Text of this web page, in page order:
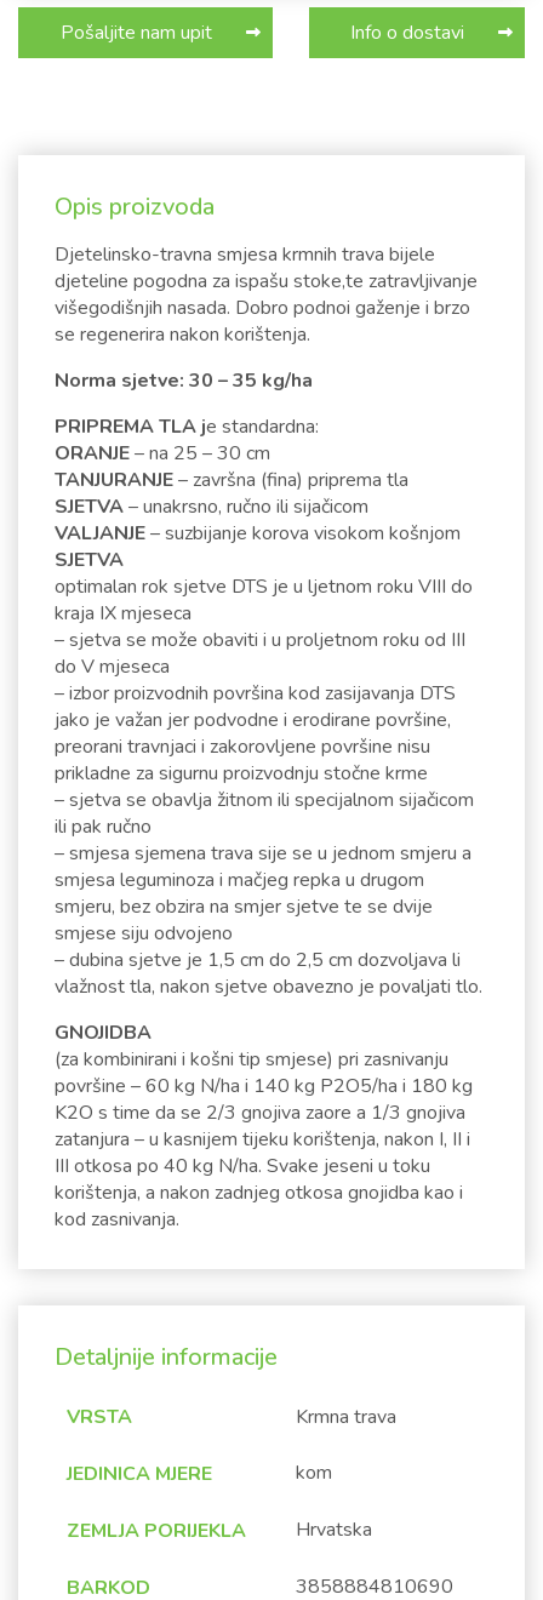
Pošaljite nam upit Info o dostavi
Opis proizvoda
Djetelinsko-travna smjesa krmnih trava bijele
djeteline pogodna za ispašu stoke,te zatravljivanje
višegodišnjih nasada. Dobro podnoi gaženje i brzo
se regenerira nakon korištenja.
Norma sjetve: 30 – 35 kg/ha
PRIPREMA TLA je standardna:
ORANJE– na 25 – 30 cm
TANJURANJE– završna (fina) priprema tla
SJETVA– unakrsno, ručno ili sijačicom
VALJANJE– suzbijanje korova visokom košnjom
SJETVA
optimalan rok sjetve DTS je u ljetnom roku VIII do
kraja IX mjeseca
– sjetva se može obaviti i u proljetnom roku od III
do V mjeseca
– izbor proizvodnih površina kod zasijavanja DTS
jako je važan jer podvodne i erodirane površine,
preorani travnjaci i zakorovljene površine nisu
prikladne za sigurnu proizvodnju stočne krme
– sjetva se obavlja žitnom ili specijalnom sijačicom
ili pak ručno
– smjesa sjemena trava sije se u jednom smjeru a
smjesa leguminoza i mačjeg repka u drugom
smjeru, bez obzira na smjer sjetve te se dvije
smjese siju odvojeno
– dubina sjetve je 1,5 cm do 2,5 cm dozvoljava li
vlažnost tla, nakon sjetve obavezno je povaljati tlo.
GNOJIDBA
(za kombinirani i košni tip smjese) pri zasnivanju
površine – 60 kg N/ha i 140 kg P2O5/ha i 180 kg
K2O s time da se 2/3 gnojiva zaore a 1/3 gnojiva
zatanjura – u kasnijem tijeku korištenja, nakon I, II i
III otkosa po 40 kg N/ha. Svake jeseni u toku
korištenja, a nakon zadnjeg otkosa gnojidba kao i
kod zasnivanja.
Detaljnije informacije
VRSTA Krmna trava
JEDINICA MJERE kom
ZEMLJA PORIJEKLA Hrvatska
BARKOD 3858884810690